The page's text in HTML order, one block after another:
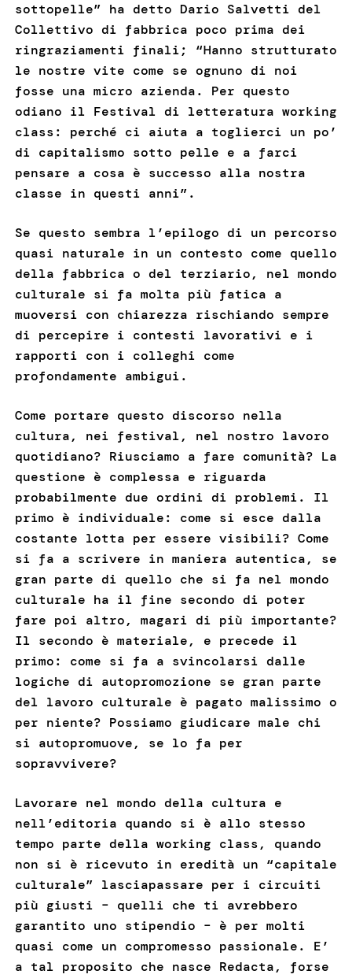
sottopelle” ha detto Dario Salvetti del
Collettivo di fabbrica poco prima dei
ringraziamenti finali; “Hanno strutturato
le nostre vite come se ognuno di noi
fosse una micro azienda. Per questo
odiano il Festival di letteratura working
class: perché ci aiuta a toglierci un po’
di capitalismo sotto pelle e a farci
pensare a cosa è successo alla nostra
classe in questi anni”.
Se questo sembra l’epilogo di un percorso
quasi naturale in un contesto come quello
della fabbrica o del terziario, nel mondo
culturale si fa molta più fatica a
muoversi con chiarezza rischiando sempre
di percepire i contesti lavorativi e i
rapporti con i colleghi come
profondamente ambigui.
Come portare questo discorso nella
cultura, nei festival, nel nostro lavoro
quotidiano? Riusciamo a fare comunità? La
questione è complessa e riguarda
probabilmente due ordini di problemi. Il
primo è individuale: come si esce dalla
costante lotta per essere visibili? Come
si fa a scrivere in maniera autentica, se
gran parte di quello che si fa nel mondo
culturale ha il fine secondo di poter
fare poi altro, magari di più importante?
Il secondo è materiale, e precede il
primo: come si fa a svincolarsi dalle
logiche di autopromozione se gran parte
del lavoro culturale è pagato malissimo o
per niente? Possiamo giudicare male chi
si autopromuove, se lo fa per
sopravvivere?
Lavorare nel mondo della cultura e
nell’editoria quando si è allo stesso
tempo parte della working class, quando
non si è ricevuto in eredità un “capitale
culturale” lasciapassare per i circuiti
più giusti – quelli che ti avrebbero
garantito uno stipendio – è per molti
quasi come un compromesso passionale. E’
a tal proposito che nasce Redacta, forse